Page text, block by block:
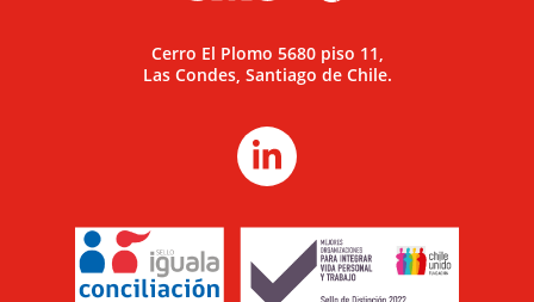
Cerro El Plomo 5680 piso 11,
Las Condes, Santiago de Chile.